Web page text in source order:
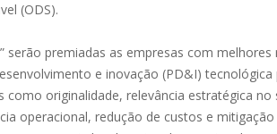
(ODS).
serão premiadas as empresas com
e inovação (PD&I) tecnológica
como originalidade, relevância estratégica
operacional, redução de custos e